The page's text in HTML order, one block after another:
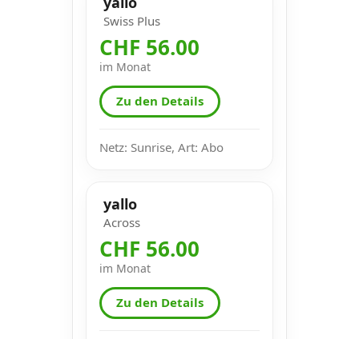
Swiss Plus
CHF 56.00
im Monat
Zu den Details
Netz: Sunrise, Art: Abo
yallo
Across
CHF 56.00
im Monat
Zu den Details